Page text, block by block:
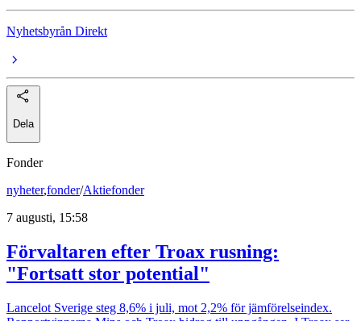
Nyhetsbyrån Direkt
Dela
Fonder
nyheter,fonder/Aktiefonder
7 augusti, 15:58
Förvaltaren efter Troax rusning:
"Fortsatt stor potential"
Lancelot Sverige steg 8,6% i juli, mot 2,2% för jämförelseindex.